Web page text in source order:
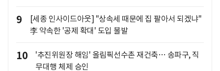
9
[세종 인사이드아웃] "상속세 때문에 집 팔아서 되겠냐"
李 약속한 '공제 확대' 도입 불발
10
'추진위원장 해임' 올림픽선수촌 재건축… 송파구, 직
무대행 체제 승인